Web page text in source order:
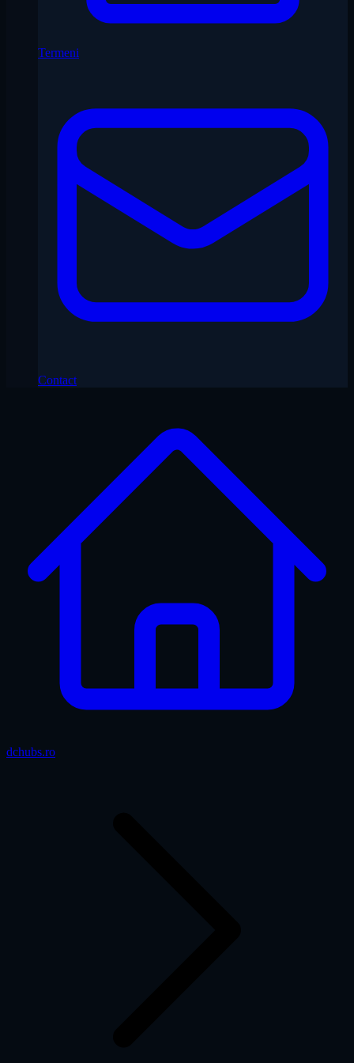
Termeni
Contact
dchubs.ro